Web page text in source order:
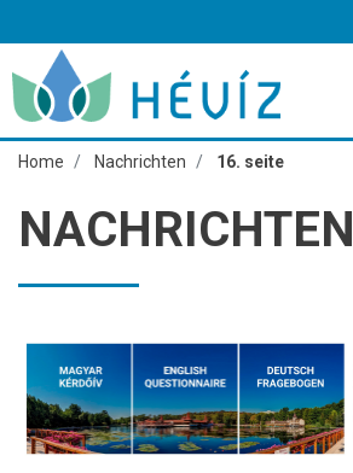
Home Nachrichten 16. seite
NACHRICHTEN